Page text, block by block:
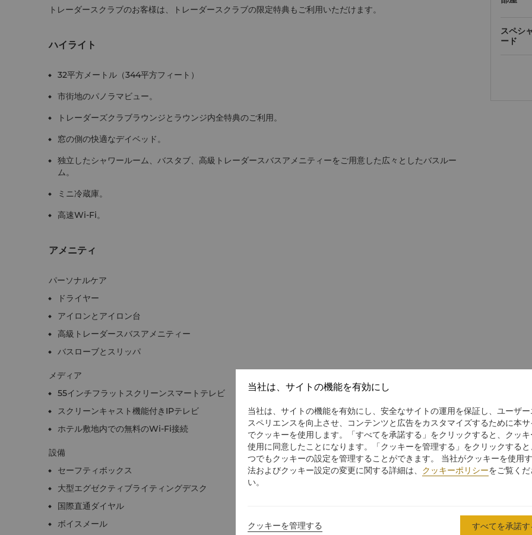
トレーダースクラブのお客様は、トレーダースクラブの限定特典もご利用いただけます。
ハイライト
32平方メートル（344平方フィート）
市街地のパノラマビュー。
トレーダーズクラブラウンジとラウンジ内全特典のご利用。
窓の側の快適なデイベッド。
独立したシャワールーム、バスタブ、高級トレーダースバスアメニティーをご用意した広々としたバスルー
ム。
ミニ冷蔵庫。
高速Wi-Fi。
アメニティ
パーソナルケア
ドライヤー
アイロンとアイロン台
高級トレーダースバスアメニティー
バスローブとスリッパ
メディア
55インチフラットスクリーンスマートテレビ
スクリーンキャスト機能付きIPテレビ
ホテル敷地内での無料のWi-Fi接続
設備
セーフティボックス
大型エグゼクティブライティングデスク
国際直通ダイヤル
ボイスメール
スペシ
ード
当社は、サイトの機能を有効にし
当社は、サイトの機能を有効にし、安全なサイトの運用を保証し、ユーザー
スペリエンスを向上させ、コンテンツと広告をカスタマイズするために本サ
でクッキーを使用します。「すべてを承諾する」をクリックすると、クッ
使用に同意したことになります。「クッキーを管理する」をクリックする
つでもクッキーの設定を管理することができます。 当社がクッキーを使用
法およびクッキー設定の変更に関する詳細は、 クッキーポリシーをご覧くだ
い。
クッキーを管理する すべてを承諾す